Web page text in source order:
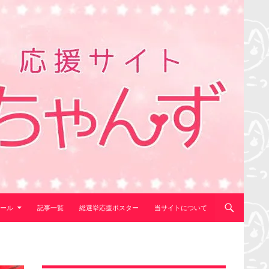
ル 記事一覧 総選挙応援ポスター 当サイトについて